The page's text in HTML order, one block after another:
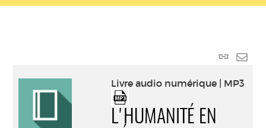
Lien
par
Livre audio numérique | MP3
L'HUMANITÉ EN